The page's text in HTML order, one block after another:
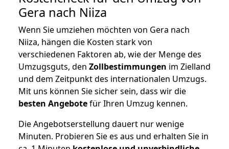
Gera nach Niiza
Wenn Sie umziehen möchten von Gera nach
Niiza, hängen die Kosten stark von
verschiedenen Faktoren ab, wie der Menge des
Umzugsguts, den Zollbestimmungen im Zielland
und dem Zeitpunkt des internationalen Umzugs.
Mit uns können Sie sicher sein, dass wir die
besten Angebotefür Ihren Umzug kennen.
Die Angebotserstellung dauert nur wenige
Minuten. Probieren Sie es aus und erhalten Sie in